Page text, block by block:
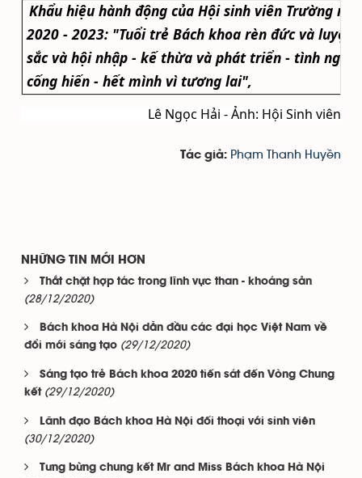
Khẩu hiệu hành động của Hội sinh viên Trường
2020 - 2023: "Tuổi trẻ Bách khoa rèn đức và luyện
sắc và hội nhập - kế thừa và phát triển - tình
cống hiến - hết mình vì tương lai",
Lê Ngọc Hải - Ảnh: Hội Sinh viên
Tác giả: Phạm Thanh Huyền
NHỮNG TIN MỚI HƠN
Thắt chặt hợp tác trong lĩnh vực than - khoáng sản
(28/12/2020)
Bách khoa Hà Nội dẫn đầu các đại học Việt Nam về
đổi mới sáng tạo (29/12/2020)
Sáng tạo trẻ Bách khoa 2020 tiến sát đến Vòng Chung
kết (29/12/2020)
Lãnh đạo Bách khoa Hà Nội đối thoại với sinh viên
(30/12/2020)
Tưng bừng chung kết Mr and Miss Bách khoa Hà Nội